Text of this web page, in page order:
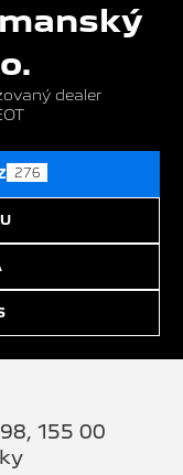
dealer
276
155 00